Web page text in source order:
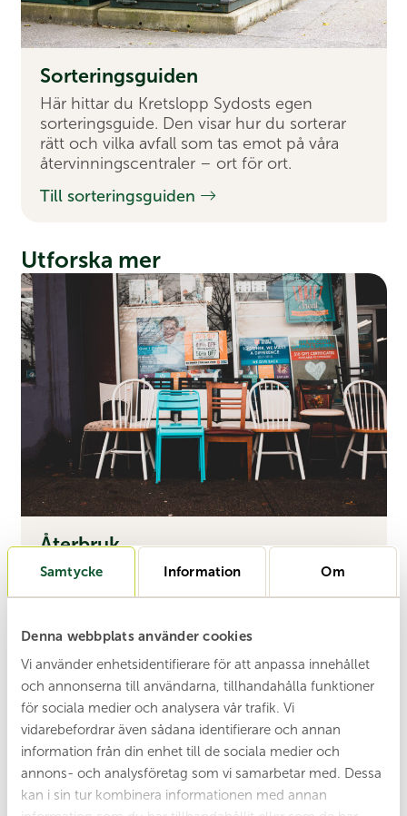
Samtycke Information Om
Denna webbplats använder cookies
Vi använder enhetsidentifierare för att anpassa innehållet
och annonserna till användarna, tillhandahålla funktioner
för sociala medier och analysera vår trafik. Vi
vidarebefordrar även sådana identifierare och annan
information från din enhet till de sociala medier och
annons- och analysföretag som vi samarbetar med. Dessa
kan i sin tur kombinera informationen med annan
Sorterings­guiden
Här hittar du Kretslopp Sydosts egen
sorteringsguide. Den visar hur du sorterar
rätt och vilka avfall som tas emot på våra
återvinningscentraler – ort för ort.
Till sorteringsguiden
Utforska mer
Åter­bruk
Hur återbruk minskar avfall och ger saker